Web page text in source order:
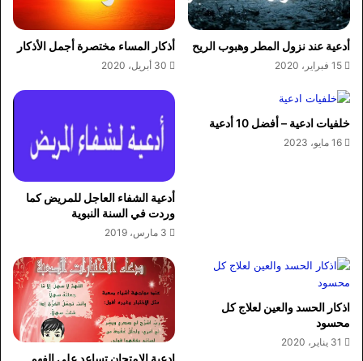
أدعية عند نزول المطر وهبوب الريح
15 فبراير، 2020
أذكار المساء مختصرة أجمل الأذكار
30 أبريل، 2020
خلفيات ادعية – أفضل 10 أدعية
16 مايو، 2023
أدعية الشفاء العاجل للمريض كما
وردت في السنة النبوية
3 مارس، 2019
اذكار الحسد والعين لعلاج كل
محسود
31 يناير، 2020